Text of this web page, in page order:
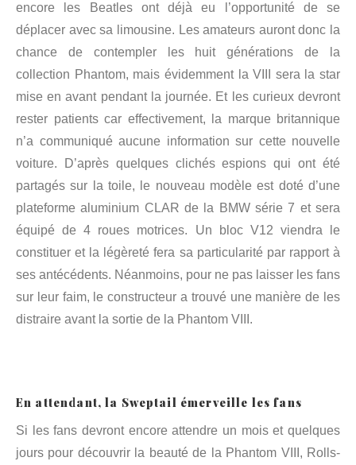
encore les Beatles ont déjà eu l’opportunité de se
déplacer avec sa limousine. Les amateurs auront donc la
chance de contempler les huit générations de la
collection Phantom, mais évidemment la VIII sera la star
mise en avant pendant la journée. Et les curieux devront
rester patients car effectivement, la marque britannique
n’a communiqué aucune information sur cette nouvelle
voiture. D’après quelques clichés espions qui ont été
partagés sur la toile, le nouveau modèle est doté d’une
plateforme aluminium CLAR de la BMW série 7 et sera
équipé de 4 roues motrices. Un bloc V12 viendra le
constituer et la légèreté fera sa particularité par rapport à
ses antécédents. Néanmoins, pour ne pas laisser les fans
sur leur faim, le constructeur a trouvé une manière de les
distraire avant la sortie de la Phantom VIII.
En attendant, la Sweptail émerveille les fans
Si les fans devront encore attendre un mois et quelques
jours pour découvrir la beauté de la Phantom VIII, Rolls-